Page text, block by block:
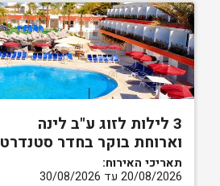
3 לילות לזוג ע"ב לינה
וארוחת בוקר בחדר סטנדרט
תאריכי האירוח:
20/08/2026 עד 30/08/2026